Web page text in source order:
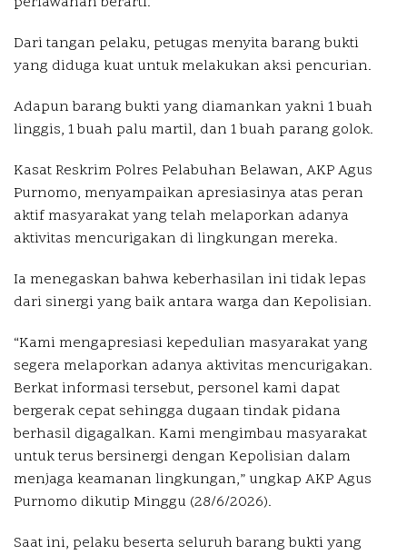
Dari tangan pelaku, petugas menyita barang bukti
yang diduga kuat untuk melakukan aksi pencurian.
Adapun barang bukti yang diamankan yakni 1 buah
linggis, 1 buah palu martil, dan 1 buah parang golok.
Kasat Reskrim Polres Pelabuhan Belawan, AKP Agus
Purnomo, menyampaikan apresiasinya atas peran
aktif masyarakat yang telah melaporkan adanya
aktivitas mencurigakan di lingkungan mereka.
Ia menegaskan bahwa keberhasilan ini tidak lepas
dari sinergi yang baik antara warga dan Kepolisian.
“Kami mengapresiasi kepedulian masyarakat yang
segera melaporkan adanya aktivitas mencurigakan.
Berkat informasi tersebut, personel kami dapat
bergerak cepat sehingga dugaan tindak pidana
berhasil digagalkan. Kami mengimbau masyarakat
untuk terus bersinergi dengan Kepolisian dalam
menjaga keamanan lingkungan,” ungkap AKP Agus
Purnomo dikutip Minggu (28/6/2026).
Saat ini, pelaku beserta seluruh barang bukti yang